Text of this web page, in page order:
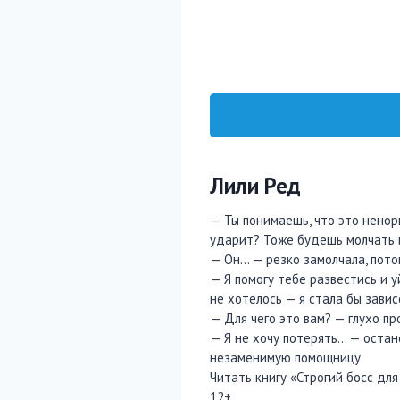
Лили Ред
— Ты понимаешь, что это
ударит? Тоже будешь молчать
— Он… — резко замолчала,
— Я помогу тебе развестись и
не хотелось — я стала бы
— Для чего это вам? — глухо
— Я не хочу потерять… —
незаменимую помощницу
Читать книгу «Строгий босс